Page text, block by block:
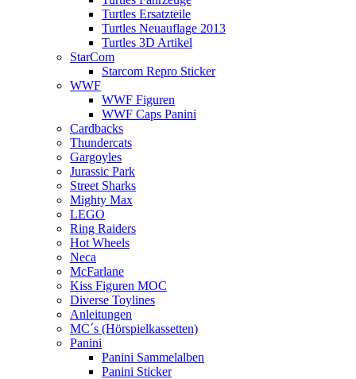
Turtles Ersatzteile
Turtles Neuauflage 2013
Turtles 3D Artikel
StarCom
Starcom Repro Sticker
WWF
WWF Figuren
WWF Caps Panini
Cardbacks
Thundercats
Gargoyles
Jurassic Park
Street Sharks
Mighty Max
LEGO
Ring Raiders
Hot Wheels
Neca
McFarlane
Kiss Figuren MOC
Diverse Toylines
Anleitungen
MC´s (Hörspielkassetten)
Panini
Panini Sammelalben
Panini Sticker